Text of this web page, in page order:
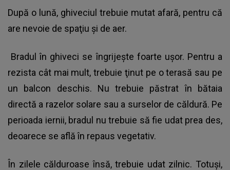
După o lună, ghiveciul trebuie mutat afară, pentru că
are nevoie de spaţiu şi de aer.
Bradul în ghiveci se îngrijeşte foarte uşor. Pentru a
rezista cât mai mult, trebuie ţinut pe o terasă sau pe
un balcon deschis. Nu trebuie păstrat în bătaia
directă a razelor solare sau a surselor de căldură. Pe
perioada iernii, bradul nu trebuie să fie udat prea des,
deoarece se află în repaus vegetativ.
În zilele călduroase însă, trebuie udat zilnic. Totuşi,